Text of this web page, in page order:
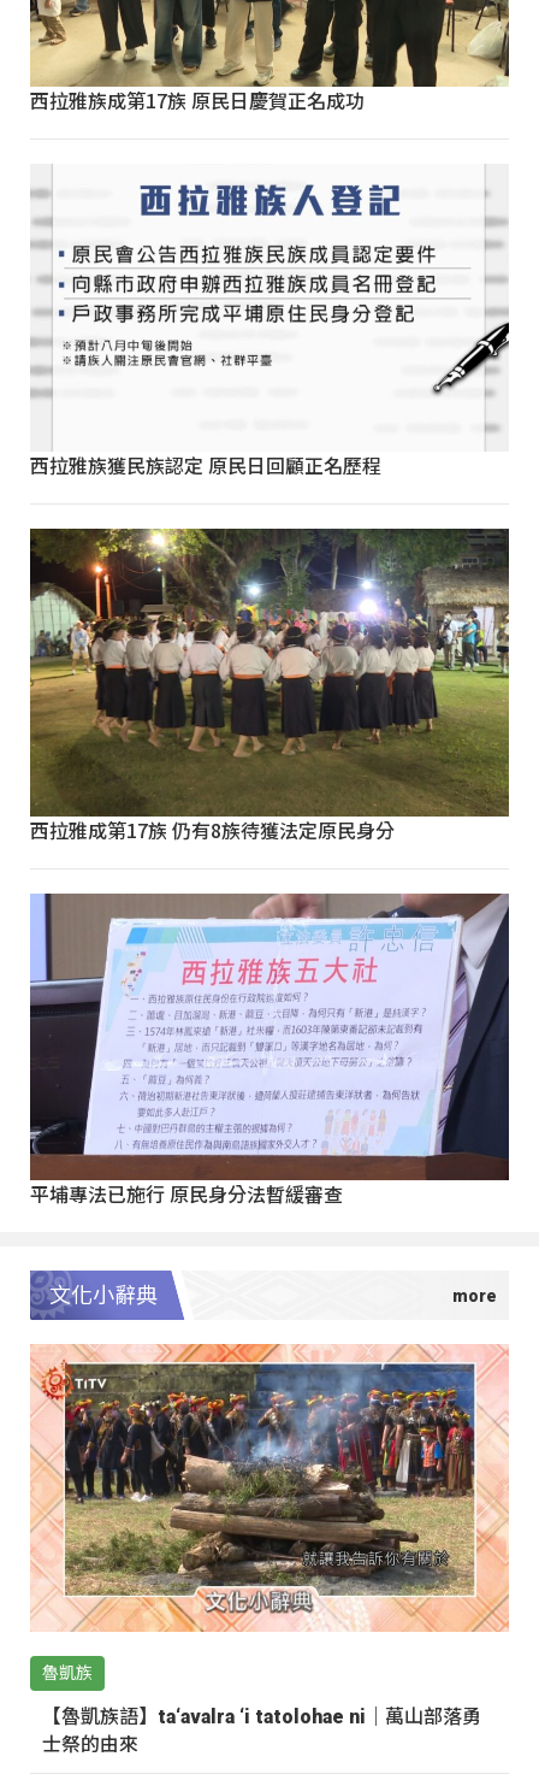
西拉雅族成第17族 原民日慶賀正名成功
西拉雅族獲民族認定 原民日回顧正名歷程
西拉雅成第17族 仍有8族待獲法定原民身分
平埔專法已施行 原民身分法暫緩審查
文化小辭典
魯凱族
【魯凱族語】ta‘avalra ‘i tatolohae ni｜萬山部落勇
士祭的由來